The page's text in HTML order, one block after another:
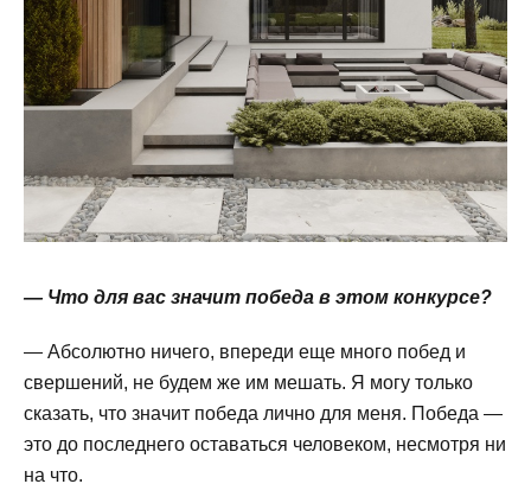
— Что для вас значит победа в этом конкурсе?
— Абсолютно ничего, впереди еще много побед и
свершений, не будем же им мешать. Я могу только
сказать, что значит победа лично для меня. Победа —
это до последнего оставаться человеком, несмотря ни
на что.